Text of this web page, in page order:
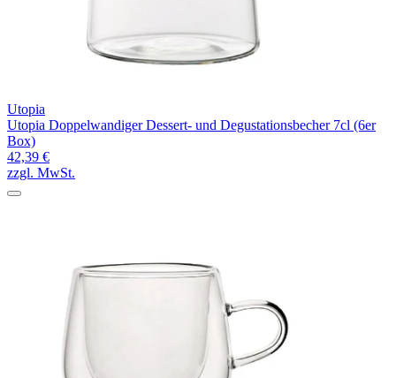
Utopia
Utopia Doppelwandiger Dessert- und Degustationsbecher 7cl (6er
Box)
42,39 €
zzgl. MwSt.